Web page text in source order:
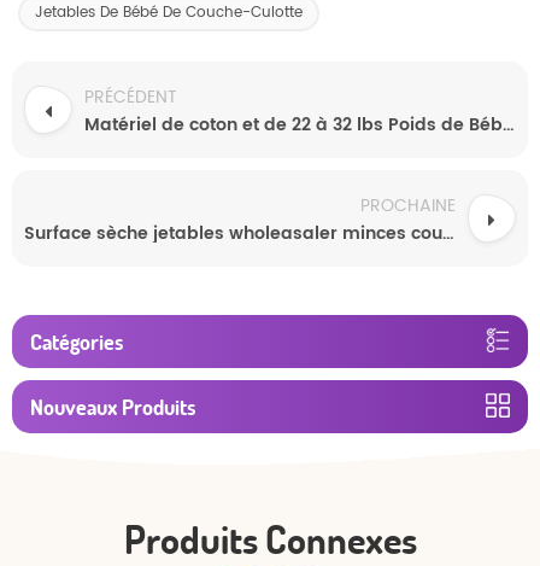
Jetables De Bébé De Couche-Culotte
PRÉCÉDENT
Matériel de coton et de 22 à 32 lbs Poids de Bébé de Couche-culotte
PROCHAINE
Surface sèche jetables wholeasaler minces couches
Catégories
Nouveaux Produits
Produits Connexes